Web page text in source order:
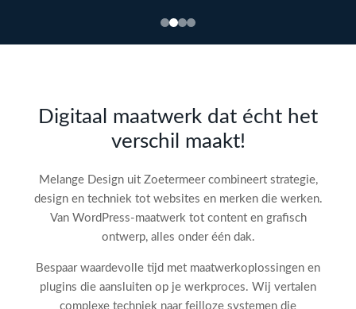
de SEO-
audit
Digitaal maatwerk dat écht het
verschil maakt!
Melange Design uit Zoetermeer combineert strategie,
design en techniek tot websites en merken die werken.
Van WordPress-maatwerk tot content en grafisch
ontwerp, alles onder één dak.
Bespaar waardevolle tijd met maatwerkoplossingen en
plugins die aansluiten op je werkproces. Wij vertalen
complexe techniek naar feilloze systemen die